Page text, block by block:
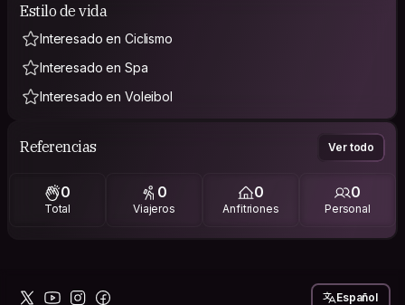
Estilo de vida
Interesado en Ciclismo
Interesado en Spa
Interesado en Voleibol
Referencias Ver todo
0
Total
0
Viajeros
0
Anfitriones
0
Personal
Español